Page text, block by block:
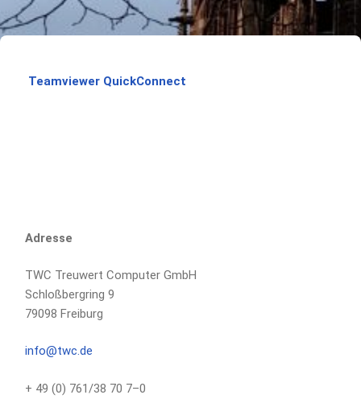
Teamviewer QuickConnect
Adresse
TWC Treuwert Computer GmbH
Schloßbergring 9
79098 Freiburg
info@twc.de
+ 49 (0) 761/38 70 7–0